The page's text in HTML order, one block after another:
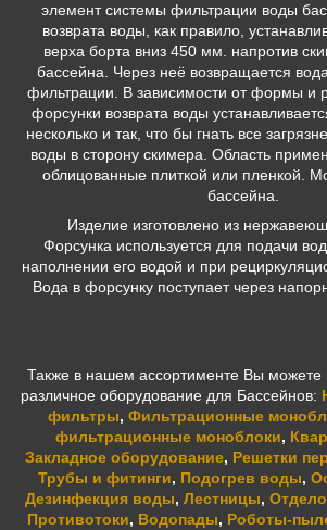
элемент системы фильтрации воды
возврата воды, как правило,
верха борта вниз 450 мм. напротив
бассейна. Через неё возвращается
фильтрации. В зависимости от формы и
форсунки возврата воды
несколько и так, что бы гнать все
воды в сторону скимера. Область
облицованные плиткой или пленкой.
бассейна.
Изделие изготовлено из
Форсунка используется для подачи
наполнении его водой и при
Вода в форсунку поступает через
Также в нашем ассортименте Вы можете
различное оборудование для Бассейнов:
фильтры, Фильтрационные
фильтрационные моноблоки,
Закладное оборудование, Решетки
Трубы и фитинги, Подогрев воды,
Дезинфекция воды, Лестницы,
Противотоки, Водопады, Роботы-